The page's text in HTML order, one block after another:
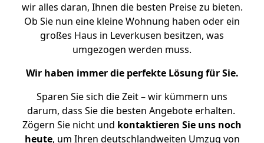
wir alles daran, Ihnen die besten Preise zu bieten.
Ob Sie nun eine kleine Wohnung haben oder ein
großes Haus in Leverkusen besitzen, was
umgezogen werden muss.
Wir haben immer die perfekte Lösung für Sie.
Sparen Sie sich die Zeit – wir kümmern uns
darum, dass Sie die besten Angebote erhalten.
Zögern Sie nicht und kontaktieren Sie uns noch
heute, um Ihren deutschlandweiten Umzug von